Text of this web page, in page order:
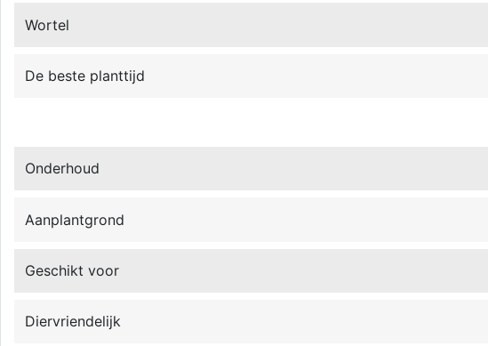
Wortel
De beste planttijd
Onderhoud
Aanplantgrond
Geschikt voor
Diervriendelijk